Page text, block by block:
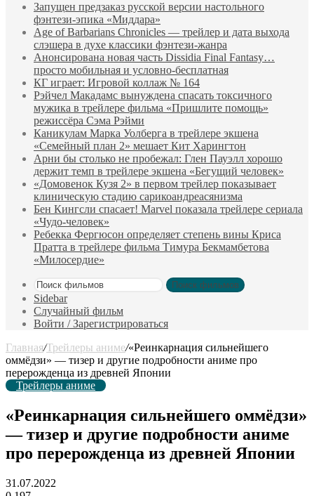
Запущен предзаказ русской версии настольного
фэнтези-эпика «Миддара»
Age of Barbarians Chronicles — трейлер и дата выхода
слэшера в духе классики фэнтези-жанра
Анонсирована новая часть Dissidia Final Fantasy…
просто мобильная и условно-бесплатная
КГ играет: Игровой коллаж № 164
Рэйчел Макадамс вынуждена спасать токсичного
мужика в трейлере фильма «Пришлите помощь»
режиссёра Сэма Рэйми
Каникулам Марка Уолберга в трейлере экшена
«Семейный план 2» мешает Кит Харингтон
Арни бы столько не пробежал: Глен Пауэлл хорошо
держит темп в трейлере экшена «Бегущий человек»
«Домовенок Кузя 2» в первом трейлер показывает
клиническую стадию сарикоандреасянизма
Бен Кингсли спасает! Marvel показала трейлере сериала
«Чудо-человек»
Ребекка Фергюсон определяет степень вины Криса
Пратта в трейлере фильма Тимура Бекмамбетова
«Милосердие»
Поиск фильмов
Sidebar
Случайный фильм
Войти / Зарегистрироваться
Главная/Трейлеры аниме/«Реинкарнация сильнейшего
оммёдзи» — тизер и другие подробности аниме про
перерожденца из древней Японии
Трейлеры аниме
«Реинкарнация сильнейшего оммёдзи»
— тизер и другие подробности аниме
про перерожденца из древней Японии
31.07.2022